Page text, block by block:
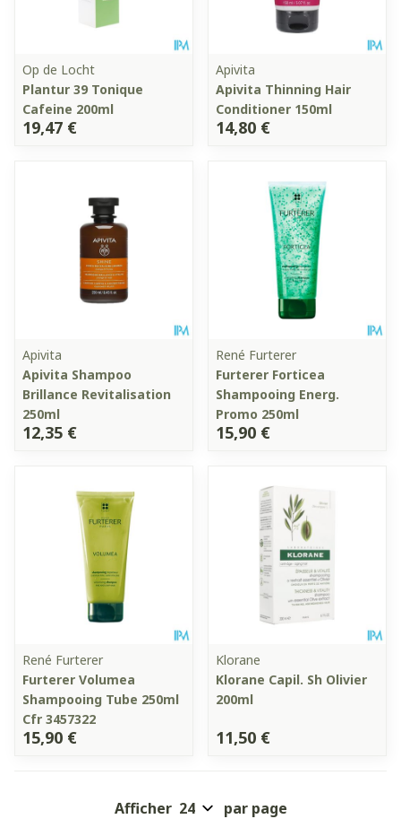
Op de Locht
Plantur 39 Tonique
Cafeine 200ml
19,47 €
Apivita
Apivita Thinning Hair
Conditioner 150ml
14,80 €
Apivita
Apivita Shampoo
Brillance Revitalisation
250ml
12,35 €
René Furterer
Furterer Forticea
Shampooing Energ.
Promo 250ml
15,90 €
René Furterer
Furterer Volumea
Shampooing Tube 250ml
Cfr 3457322
15,90 €
Klorane
Klorane Capil. Sh Olivier
200ml
11,50 €
Afficher par page